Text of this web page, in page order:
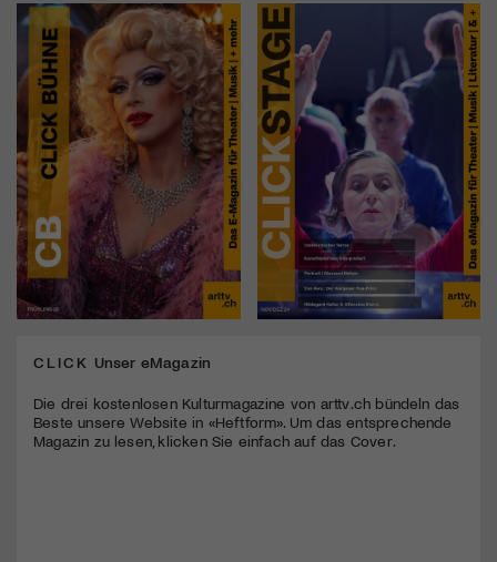
CLICK Unser eMagazin
Die drei kostenlosen Kulturmagazine von arttv.ch bündeln das
Beste unsere Website in «Heftform». Um das entsprechende
Magazin zu lesen, klicken Sie einfach auf das Cover.